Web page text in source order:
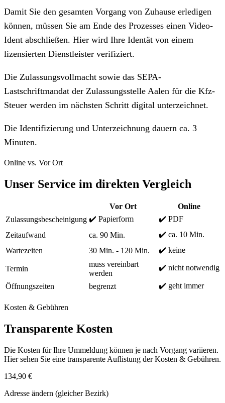
Damit Sie den gesamten Vorgang von Zuhause erledigen
können, müssen Sie am Ende des Prozesses einen Video-
Ident abschließen. Hier wird Ihre Identät von einem
lizensierten Dienstleister verifiziert.
Die Zulassungsvollmacht sowie das SEPA-
Lastschriftmandat der Zulassungsstelle Aalen für die Kfz-
Steuer werden im nächsten Schritt digital unterzeichnet.
Die Identifizierung und Unterzeichnung dauern ca. 3
Minuten.
Online vs. Vor Ort
Unser Service im direkten Vergleich
Vor Ort
Online
Zulassungsbescheinigung ✔️ Papierform
✔️ PDF
Zeitaufwand
ca. 90 Min.
✔️ ca. 10 Min.
Wartezeiten
30 Min. - 120 Min. ✔️ keine
Termin
muss vereinbart
werden
✔️ nicht notwendig
Öffnungszeiten begrenzt ✔️ geht immer
Kosten & Gebühren
Transparente Kosten
Die Kosten für Ihre Ummeldung können je nach Vorgang variieren.
Hier sehen Sie eine transparente Auflistung der Kosten & Gebühren.
134,90 €
Adresse ändern (gleicher Bezirk)